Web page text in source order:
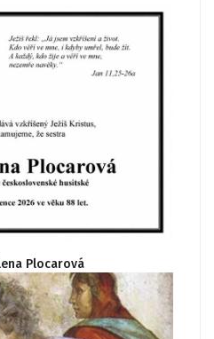
Plocarová